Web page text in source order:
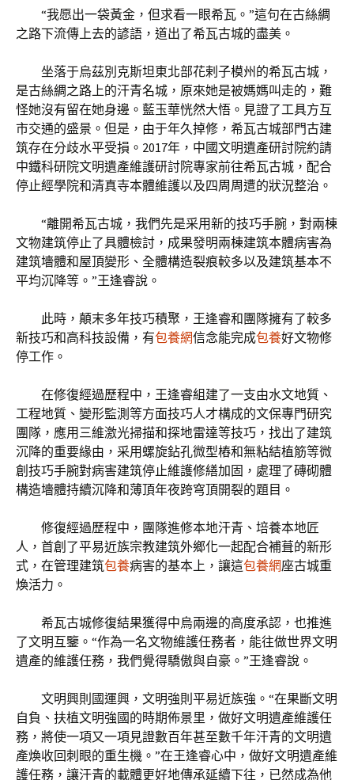
“我愿出一袋黃金，但求看一眼希瓦。”這句在古絲綢
之路下流傳上去的諺語，道出了希瓦古城的盡美。
坐落于烏茲別克斯坦東北部花剌子模州的希瓦古城，
是古絲綢之路上的汗青名城，原來她是被媽媽叫走的，難
怪她沒有留在她身邊。藍玉華恍然大悟。見證了工具方互
市交通的盛景。但是，由于年久掉修，希瓦古城部門古建
筑存在分歧水平受損。2017年，中國文明遺產研討院約請
中鐵科研院文明遺產維護研討院專家前往希瓦古城，配合
停止經學院和清真寺本體維護以及四周周遭的狀況整治。
“離開希瓦古城，我們先是采用新的技巧手腕，對兩棟
文物建筑停止了具體檢討，成果發明兩棟建筑本體病害為
建筑墻體和屋頂變形、全體構造裂痕較多以及建筑基本不
平均沉降等。”王逢睿說。
此時，顛末多年技巧積聚，王逢睿和團隊擁有了較多
新技巧和高科技設備，有包養網信念能完成包養好文物修
停工作。
在修復經過歷程中，王逢睿組建了一支由水文地質、
工程地質、變形監測等方面技巧人才構成的文保專門研究
團隊，應用三維激光掃描和探地雷達等技巧，找出了建筑
沉降的重要緣由，采用螺旋鉆孔微型樁和無粘結植筋等微
創技巧手腕對病害建筑停止維護修繕加固，處理了磚砌體
構造墻體持續沉降和薄頂年夜跨穹頂開裂的題目。
修復經過歷程中，團隊進修本地汗青、培養本地匠
人，首創了平易近族宗教建筑外鄉化一起配合補葺的新形
式，在管理建筑包養病害的基本上，讓這包養網座古城重
煥活力。
希瓦古城修復結果獲得中烏兩邊的高度承認，也推進
了文明互鑒。“作為一名文物維護任務者，能往做世界文明
遺產的維護任務，我們覺得驕傲與自豪。”王逢睿說。
文明興則國運興，文明強則平易近族強。“在果斷文明
自負、扶植文明強國的時期佈景里，做好文明遺產維護任
務，將使一項又一項見證數百年甚至數千年汗青的文明遺
產煥收回刺眼的重生機。”在王逢睿心中，做好文明遺產維
護任務，讓汗青的載體更好地傳承延續下往，已然成為他